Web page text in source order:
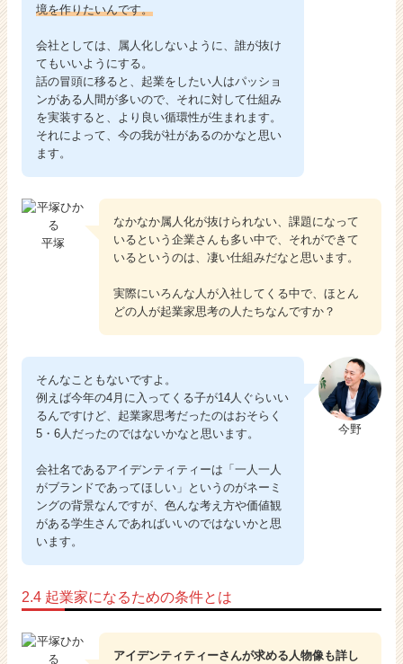
境を作りたいんです。
会社としては、属人化しないように、誰が抜け
てもいいようにする。
話の冒頭に移ると、起業をしたい人はパッショ
ンがある人間が多いので、それに対して仕組み
を実装すると、より良い循環性が生まれます。
それによって、今の我が社があるのかなと思い
ます。
平塚
なかなか属人化が抜けられない、課題になって
いるという企業さんも多い中で、それができて
いるというのは、凄い仕組みだなと思います。
実際にいろんな人が入社してくる中で、ほとん
どの人が起業家思考の人たちなんですか？
今野
そんなこともないですよ。
例えば今年の4月に入ってくる子が14人ぐらいい
るんですけど、起業家思考だったのはおそらく
5・6人だったのではないかなと思います。
会社名であるアイデンティティーは「一人一人
がブランドであってほしい」というのがネーミ
ングの背景なんですが、色んな考え方や価値観
がある学生さんであればいいのではないかと思
います。
2.4 起業家になるための条件とは
アイデンティティーさんが求める人物像も詳し